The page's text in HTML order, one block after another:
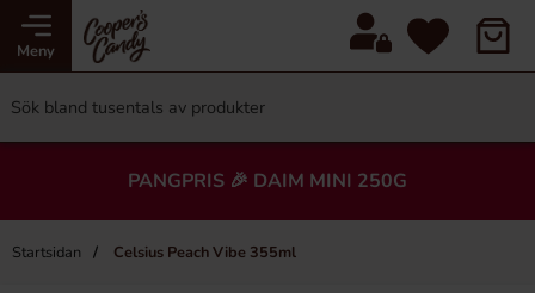
Meny
PANGPRIS 🎉 DAIM MINI 250G
Startsidan Celsius Peach Vibe 355ml